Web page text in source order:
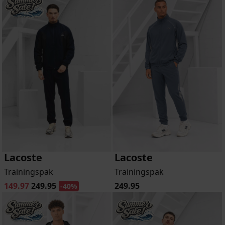
Lacoste
Trainingspak
149.97249.95 -40%
Lacoste
Trainingspak
249.95